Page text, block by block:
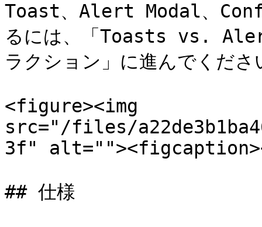
Toast、Alert Modal、
るには、「Toasts vs.
ラクション」に進んでくださ
<figure><img
src="/files/
3f"
## 仕様